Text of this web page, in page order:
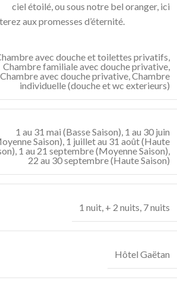
ciel étoilé, ou sous notre bel oranger, ici
aux promesses d’éternité.
avec douche et toilettes privatifs,
Chambre familiale avec douche privative,
Chambre avec douche privative,Chambre
individuelle (douche et wc exterieurs)
1 au 31 mai (Basse Saison), 1 au 30 juin
Saison), 1 juillet au 31 août (Haute
, 1 au 21 septembre (Moyenne Saison),
22 au 30 septembre (Haute Saison)
1 nuit, + 2 nuits, 7 nuits
Hôtel Gaëtan